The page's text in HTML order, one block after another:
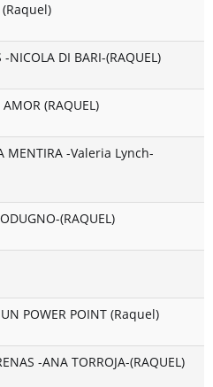
(Raquel)
-NICOLA DI BARI-(RAQUEL)
(RAQUEL)
MENTIRA -Valeria Lynch-
(RAQUEL)
POWER POINT (Raquel)
-ANA TORROJA-(RAQUEL)